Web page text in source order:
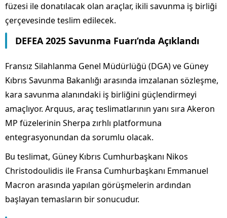
füzesi ile donatılacak olan araçlar, ikili savunma iş birliği
çerçevesinde teslim edilecek.
DEFEA 2025 Savunma Fuarı’nda Açıklandı
Fransız Silahlanma Genel Müdürlüğü (DGA) ve Güney
Kıbrıs Savunma Bakanlığı arasında imzalanan sözleşme,
kara savunma alanındaki iş birliğini güçlendirmeyi
amaçlıyor. Arquus, araç teslimatlarının yanı sıra Akeron
MP füzelerinin Sherpa zırhlı platformuna
entegrasyonundan da sorumlu olacak.
Bu teslimat, Güney Kıbrıs Cumhurbaşkanı Nikos
Christodoulidis ile Fransa Cumhurbaşkanı Emmanuel
Macron arasında yapılan görüşmelerin ardından
başlayan temasların bir sonucudur.